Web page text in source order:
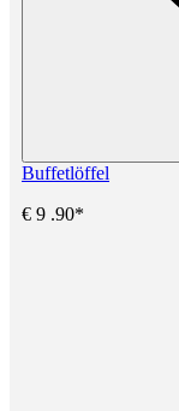
Buffetlöffel
€ 9 .90*